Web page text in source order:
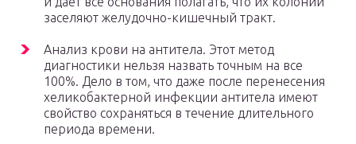
заселяют желудочно-кишечный тракт.
Анализ крови на антитела. Этот метод
диагностики нельзя назвать точным на все
100%. Дело в том, что даже после перенесения
хеликобактерной инфекции антитела имеют
свойство сохраняться в течение длительного
периода времени.